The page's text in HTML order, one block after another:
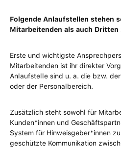
Folgende Anlaufstellen stehen
Mitarbeitenden als auch Dritten
Erste und wichtigste
Mitarbeitenden ist ihr direkter
Anlaufstelle sind u. a. die bzw.
oder der Personalbereich.
Zusätzlich steht sowohl für
Kunden*innen und
System für Hinweisgeber*innen
geschützte Kommunikation